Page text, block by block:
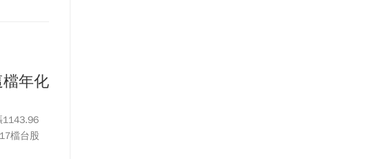
年化
1143.96
檔台股
、富邦